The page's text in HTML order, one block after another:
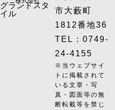
グランドスタ
イル
市大藪町
1812番地36
TEL：0749-
24-4155
※当ウェブサイ
トに掲載されて
いる文章・写
真・図面等の無
断転載等を禁じ